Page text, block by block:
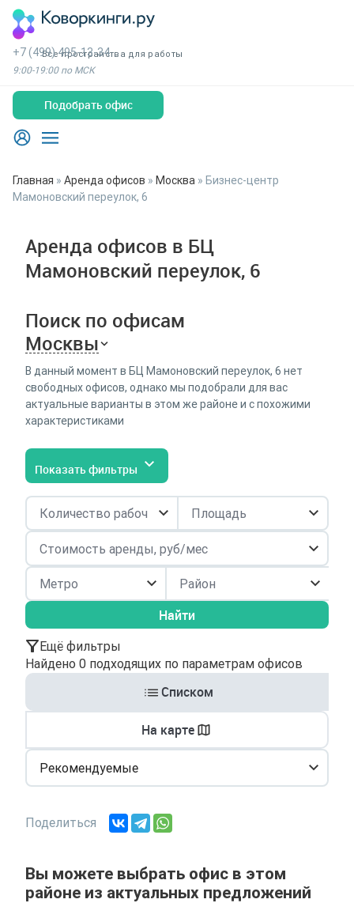
Все пространства для работы
+7 (499) 495-13-34
9:00-19:00 по МСК
Подобрать офис
Главная » Аренда офисов » Москва » Бизнес-центр
Мамоновский переулок, 6
Аренда офисов в БЦ
Мамоновский переулок, 6
Поиск по офисам
Москвы
В данный момент в БЦ Мамоновский переулок, 6 нет
свободных офисов, однако мы подобрали для вас
актуальные варианты в этом же районе и с похожими
характеристиками
Показать фильтры
Район
Найти
Ещё фильтры
Найдено 0 подходящих по параметрам офисов
Списком
На карте
Рекомендуемые
Поделиться
Вы можете выбрать офис в этом
районе из актуальных предложений